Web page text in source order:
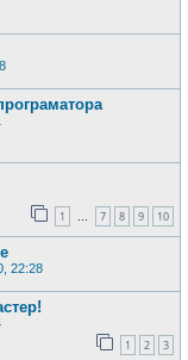
1 … 7 8 9 10
22:28
1 2 3